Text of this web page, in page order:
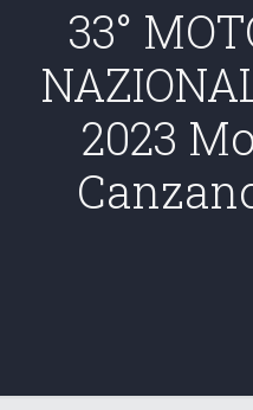
33°
2023